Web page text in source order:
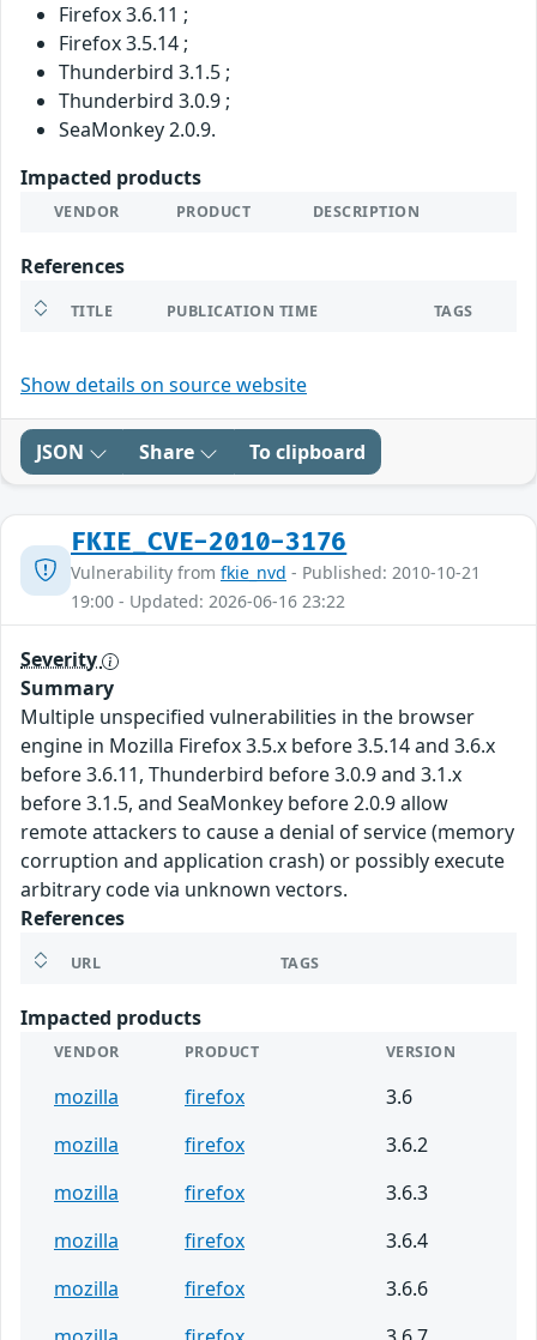
Firefox 3.6.11 ;
Firefox 3.5.14 ;
Thunderbird 3.1.5 ;
Thunderbird 3.0.9 ;
SeaMonkey 2.0.9.
Impacted products
VENDOR PRODUCT DESCRIPTION
References
TITLE PUBLICATION TIME TAGS
Show details on source website
JSON Share To clipboard
FKIE_CVE-2010-3176
Vulnerability from fkie_nvd - Published: 2010-10-21
19:00 - Updated: 2026-06-16 23:22
Severity
Summary
Multiple unspecified vulnerabilities in the browser
engine in Mozilla Firefox 3.5.x before 3.5.14 and 3.6.x
before 3.6.11, Thunderbird before 3.0.9 and 3.1.x
before 3.1.5, and SeaMonkey before 2.0.9 allow
remote attackers to cause a denial of service (memory
corruption and application crash) or possibly execute
arbitrary code via unknown vectors.
References
URL TAGS
Impacted products
VENDOR PRODUCT VERSION
mozilla firefox
3.6
mozilla
firefox
3.6.2
mozilla
firefox
3.6.3
mozilla
firefox
3.6.4
mozilla
firefox
3.6.6